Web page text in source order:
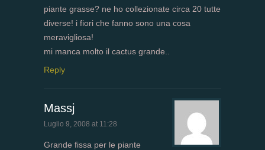
piante grasse? ne ho collezionate circa 20 tutte
diverse! i fiori che fanno sono una cosa
meravigliosa!
mi manca molto il cactus grande..
Reply
Massj
Luglio 9, 2008 at 11:28
Grande fissa per le piante